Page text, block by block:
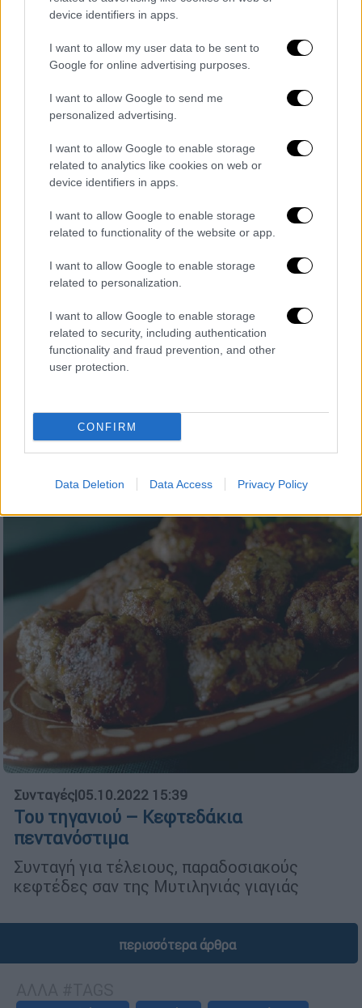
device identifiers in apps.
I want to allow my user data to be sent to
Google for online advertising purposes.
I want to allow Google to send me
personalized advertising.
I want to allow Google to enable storage
related to analytics like cookies on web or
device identifiers in apps.
I want to allow Google to enable storage
related to functionality of the website or app.
I want to allow Google to enable storage
related to personalization.
I want to allow Google to enable storage
related to security, including authentication
functionality and fraud prevention, and other
user protection.
CONFIRM
Data Deletion Data Access Privacy Policy
28.03.2023 14:22
Εταιρεία λανσάρει κεφτεδάκια από...
μαμούθ - «Δεν ξέρουμε πώς θα
αντιδράσει το ανοσοποιητικό μας»
Κεφτεδάκι... από μαμούθ. Όχι δεν είναι
Συνταγές|05.10.2022 15:39
Του τηγανιού – Κεφτεδάκια
πεντανόστιμα
Συνταγή για τέλειους, παραδοσιακούς
κεφτέδες σαν της Μυτιληνιάς γιαγιάς
περισσότερα άρθρα